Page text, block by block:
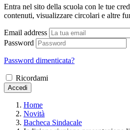
Entra nel sito della scuola con le tue
contenuti, visualizzare circolari e altre
Email address
Password
Password dimenticata?
Ricordami
Accedi
Home
Novità
Bacheca Sindacale